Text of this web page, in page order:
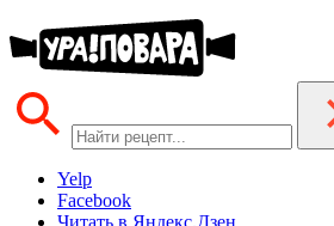
Yelp
Facebook
Читать в Яндекс.Дзен